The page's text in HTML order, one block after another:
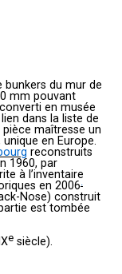
du mur de
mm pouvant
en musée
dans la liste de
maîtresse un
unique en Europe.
reconstruits
1960, par
à l’inventaire
en 2006.
Nose) construit
est tombée
e siècle).